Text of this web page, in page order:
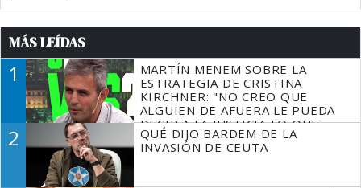
MÁS LEÍDAS
1
MARTÍN MENEM SOBRE LA
ESTRATEGIA DE CRISTINA
KIRCHNER: "NO CREO QUE
ALGUIEN DE AFUERA LE PUEDA
DECIR A LA JUSTICIA LO QUE
TIENE QUE HACER"
2
QUÉ DIJO BARDEM DE LA
INVASIÓN DE CEUTA